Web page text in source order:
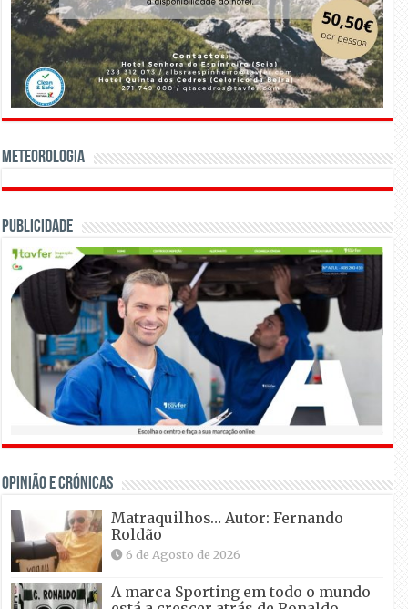
Meteorologia
Publicidade
OPINIÃO E CRÓNICAS
Matraquilhos… Autor: Fernando
Roldão
6 de Agosto de 2026
A marca Sporting em todo o mundo